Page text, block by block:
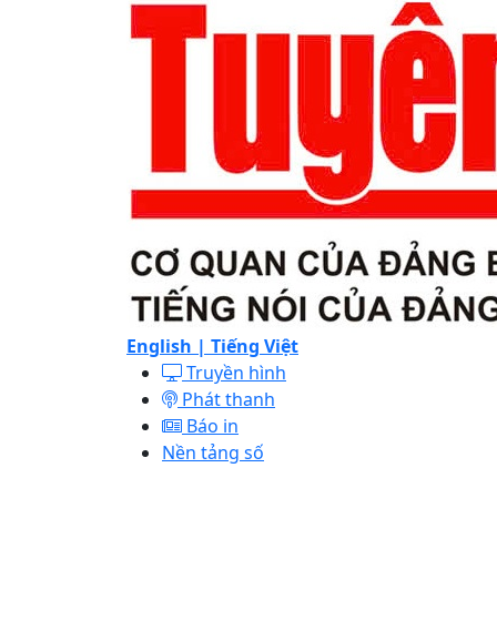
English | Tiếng Việt
Truyền hình
Phát thanh
Báo in
Nền tảng số